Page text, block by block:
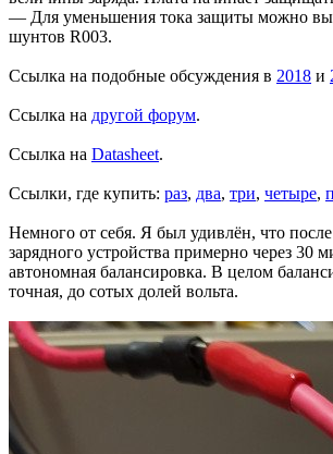
— Для уменьшения тока защиты можно
шунтов R003.
Ссылка на подобные обсуждения в 2018 и
Ссылка на другой форум.
Ссылка на Datasheet.
Ссылки, где купить: раз, два, три, четыре,
Немного от себя. Я был удивлён, что
зарядного устройства примерно через 30
автономная балансировка. В целом
точная, до сотых долей вольта.